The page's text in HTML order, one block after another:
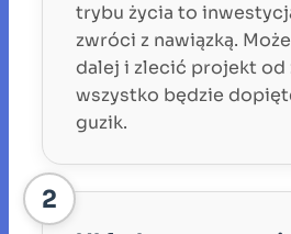
trybu życia to
zwróci z nawiązką.
dalej i zlecić projekt od
wszystko będzie
guzik.
2